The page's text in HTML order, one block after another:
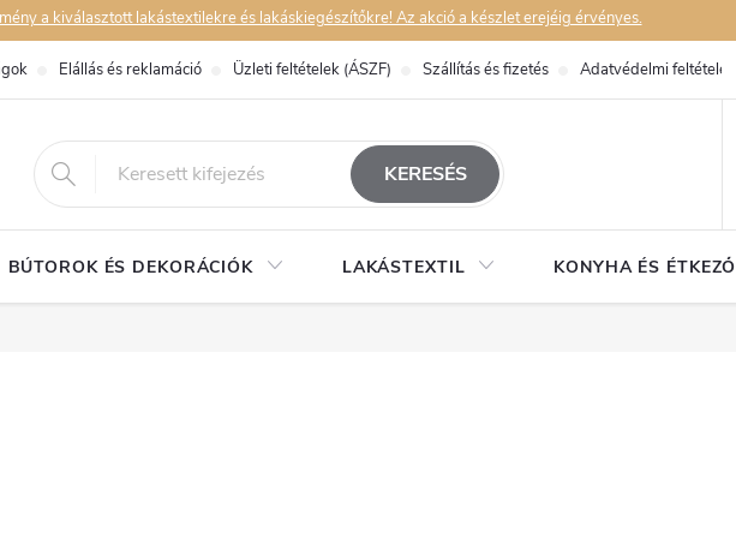
a kiválasztott lakástextilekre és lakáskiegészítőkre! Az akció a készlet erejéig érvényes.
eshop@dekorstudio.hu
Elállás és reklamáció Üzleti feltételek (ÁSZF) Szállítás és fizetés Adatvédelmi feltételek
KERESÉS
BÚTOROK ÉS DEKORÁCIÓK LAKÁSTEXTIL KONYHA ÉS ÉTKEZŐ